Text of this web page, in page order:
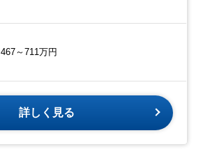
467～711万円
詳しく見る